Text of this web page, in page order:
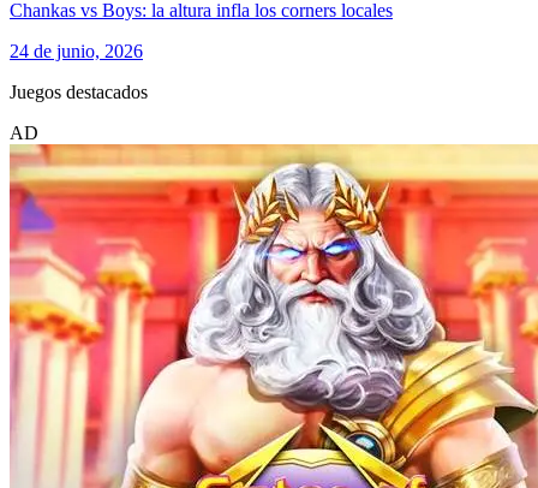
Chankas vs Boys: la altura infla los corners locales
24 de junio, 2026
Juegos destacados
AD